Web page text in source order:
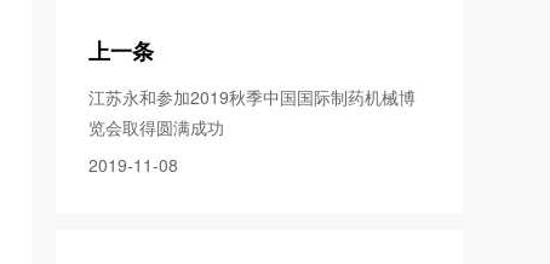
上一条
江苏永和参加2019秋季中国国际制药机械博
览会取得圆满成功
2019-11-08